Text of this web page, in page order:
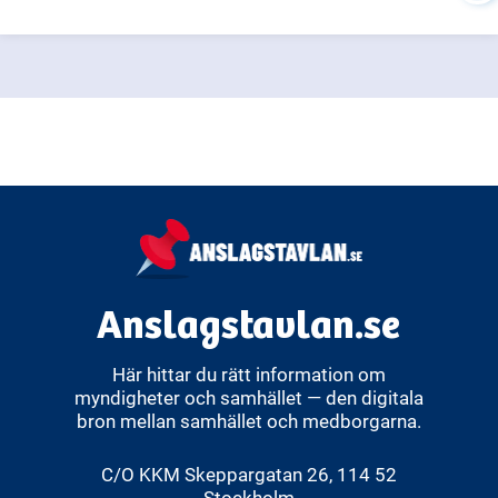
Anslagstavlan.se
Här hittar du rätt information om
myndigheter och samhället — den digitala
bron mellan samhället och medborgarna.
C/O KKM Skeppargatan 26, 114 52